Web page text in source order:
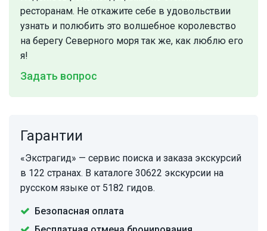
ресторанам. Не откажите себе в удовольствии
узнать и полюбить это волшебное королевство
на берегу Северного моря так же, как люблю его
я!
Задать вопрос
Гарантии
«Экстрагид» — сервис поиска и заказа экскурсий
в 122 странах. В каталоге 30622 экскурсии на
русском языке от 5182 гидов.
Безопасная оплата